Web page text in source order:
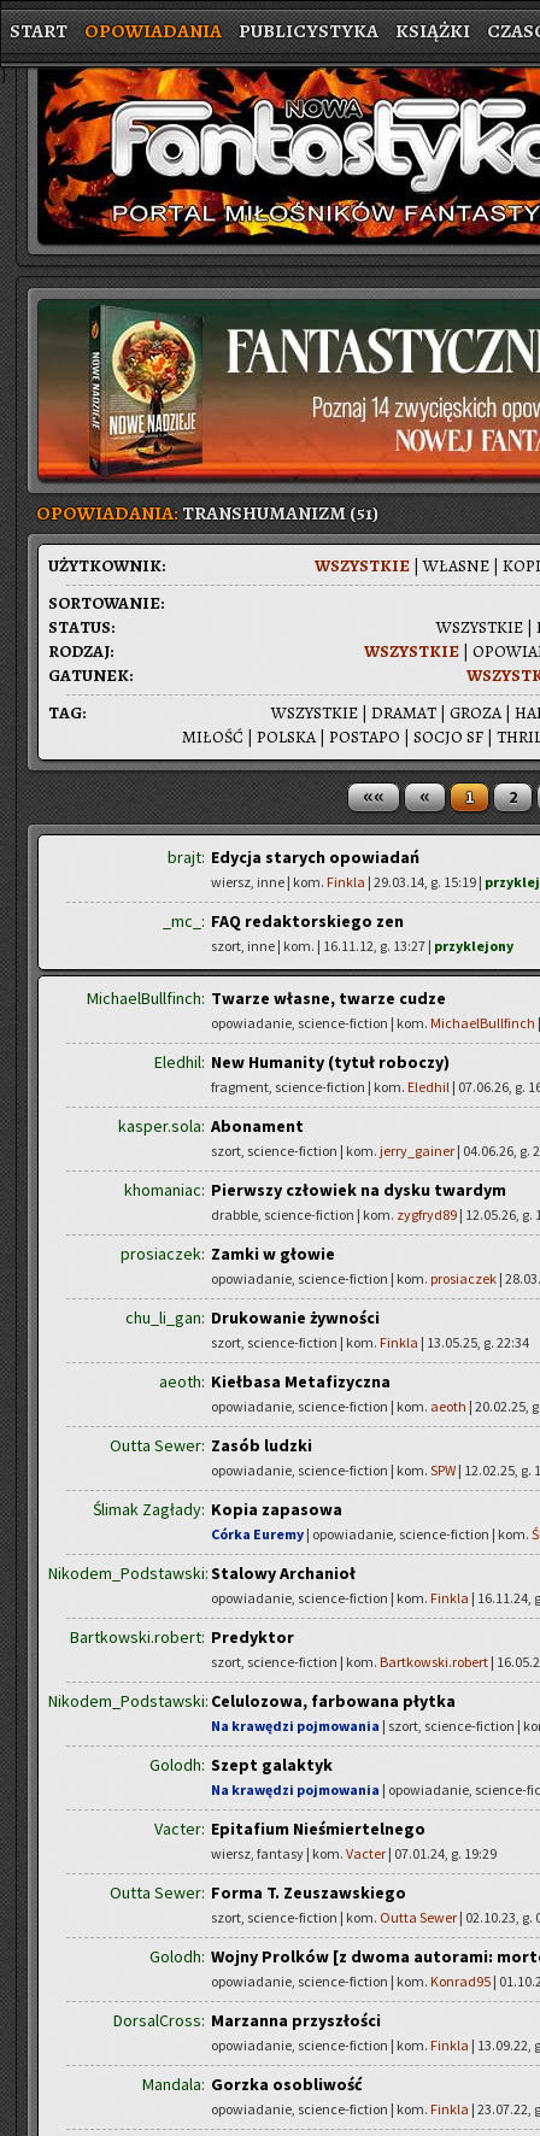
START OPOWIADANIA PUBLICYSTYKA KSIĄŻKI
}
OPOWIADANIA:TRANSHUMANIZM (51)
WSZYST­KIE |WŁA­SNE |
UŻYT­KOW­NIK:
WSZYST­KIE |
WSZYST­KIE |
SOR­TO­WA­NIE:
STA­TUS:
RO­DZAJ:
GA­TU­NEK:
WSZYST­KIE | DRA­MAT | GROZA|
MI­ŁOŚĆ | POL­SKA| PO­STA­PO | SOCJO SF |
TAG:
«« « 1 2
brajt: Edycja starych opowiadań
wiersz, inne | kom. Finkla | 29.03.14, g. 15:19 |
_mc_: FAQ redaktorskiego zen
szort, inne | kom. | 16.11.12, g. 13:27 | przyklejony
MichaelBullfinch: Twarze własne, twarze cudze
opowiadanie, science-fiction | kom. MichaelBullfinch
Eledhil: New Humanity (tytuł roboczy)
fragment, science-fiction | kom. Eledhil | 07.06.26, g.
kasper.sola: Abonament
szort, science-fiction | kom. jerry_gainer | 04.06.26, g.
khomaniac: Pierwszy człowiek na dysku twardym
drabble, science-fiction | kom. zygfryd89 | 12.05.26, g.
prosiaczek: Zamki w głowie
opowiadanie, science-fiction | kom. prosiaczek |
chu_li_gan: Drukowanie żywności
szort, science-fiction | kom. Finkla | 13.05.25, g. 22:34
aeoth: Kiełbasa Metafizyczna
opowiadanie, science-fiction | kom. aeoth | 20.02.25,
Outta Sewer: Zasób ludzki
opowiadanie, science-fiction | kom. SPW | 12.02.25, g.
Ślimak Zagłady: Kopia zapasowa
Córka Euremy | opowiadanie, science-fiction | kom.
Nikodem_Podstawski:Stalowy Archanioł
opowiadanie, science-fiction | kom. Finkla | 16.11.24,
Bartkowski.robert: Predyktor
szort, science-fiction | kom. Bartkowski.robert |
Nikodem_Podstawski: Celulozowa, farbowana płytka
Na krawędzi pojmowania | szort, science-fiction |
Golodh: Szept galaktyk
Na krawędzi pojmowania | opowiadanie, science-
Vacter: Epitafium Nieśmiertelnego
wiersz, fantasy | kom. Vacter | 07.01.24, g. 19:29
Outta Sewer: Forma T. Zeuszawskiego
szort, science-fiction | kom. Outta Sewer | 02.10.23, g.
Golodh: Wojny Prolków [z dwoma autorami:
opowiadanie, science-fiction | kom. Konrad95 |
DorsalCross: Marzanna przyszłości
opowiadanie, science-fiction | kom. Finkla | 13.09.22,
Mandala: Gorzka osobliwość
opowiadanie, science-fiction | kom. Finkla | 23.07.22,